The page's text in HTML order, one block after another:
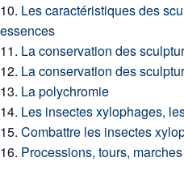
Les caractéristiques des
essences
La conservation des
La conservation des
La polychromie
Les insectes xylophages,
Combattre les insectes
Processions, tours,